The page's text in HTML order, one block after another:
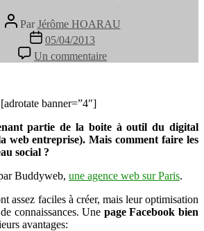
Auteur
de
l’article
Par Jérôme HOARAU
Date
de
l’article
05/04/2013
Un commentaire
8
page
Facebook
entreprise
[adrotate banner=”4″]
partie de la boite à outil du digital
web entreprise). Mais comment faire les
social ?
Buddyweb, une agence web sur Paris.
assez faciles à créer, mais leur optimisation
connaissances. Une page Facebook bien
avantages: